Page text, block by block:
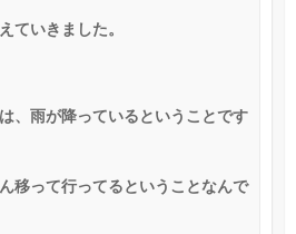
ていきました。
、雨が降っているということです
移って行ってるということなんで